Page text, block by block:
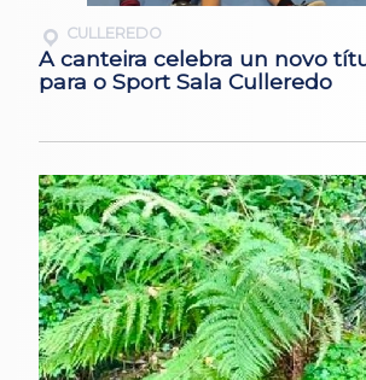
CULLEREDO
A canteira celebra un novo
para o Sport Sala Culleredo